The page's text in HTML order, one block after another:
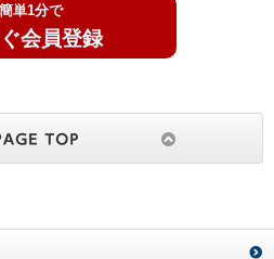
簡単1分で
会員登録